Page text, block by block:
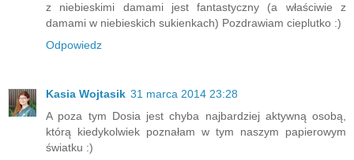
z niebieskimi damami jest fantastyczny (a właściwie z
damami w niebieskich sukienkach) Pozdrawiam cieplutko :)
Odpowiedz
Kasia Wojtasik 31 marca 2014 23:28
A poza tym Dosia jest chyba najbardziej aktywną osobą,
którą kiedykolwiek poznałam w tym naszym papierowym
światku :)